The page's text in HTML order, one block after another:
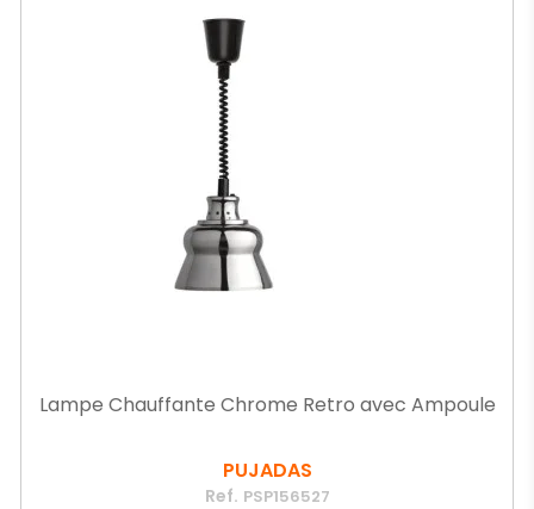
Lampe Chauffante Chrome Retro avec Ampoule
PUJADAS
Ref. PSP156527